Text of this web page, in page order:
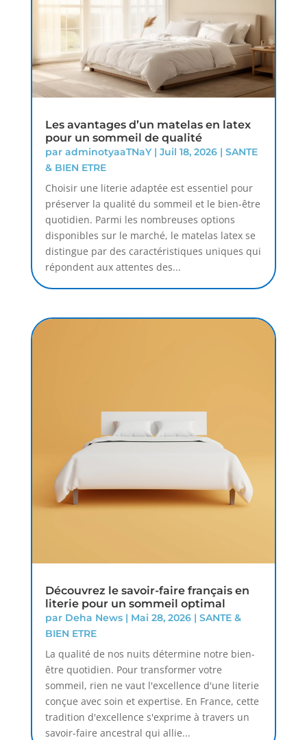
Les avantages d’un matelas en latex
pour un sommeil de qualité
par adminotyaaTNaY| Juil 18, 2026| SANTE
& BIEN ETRE
Choisir une literie adaptée est essentiel pour
préserver la qualité du sommeil et le bien-être
quotidien. Parmi les nombreuses options
disponibles sur le marché, le matelas latex se
distingue par des caractéristiques uniques qui
répondent aux attentes des...
Découvrez le savoir-faire français en
literie pour un sommeil optimal
par Deha News| Mai 28, 2026| SANTE &
BIEN ETRE
La qualité de nos nuits détermine notre bien-
être quotidien. Pour transformer votre
sommeil, rien ne vaut l'excellence d'une literie
conçue avec soin et expertise. En France, cette
tradition d'excellence s'exprime à travers un
savoir-faire ancestral qui allie...